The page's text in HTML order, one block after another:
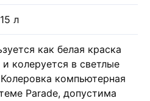
л
как белая краска
и колеруется в светлые
компьютерная
Parade, допустима